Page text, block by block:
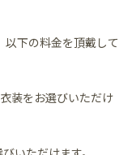
以下の料金を頂戴して
装をお選びいただけ